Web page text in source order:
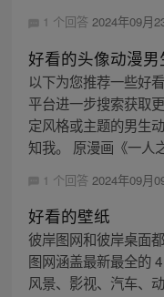
1 个回答 2024年09月
好看的头像动漫男
以下为您推荐一些好
平台进一步搜索获取
定风格或主题的男生
知我。 原漫画《一人
1 个回答 2024年09月
好看的壁纸
彼岸图网和彼岸桌面
图网涵盖最新最全的
风景、影视、汽车、